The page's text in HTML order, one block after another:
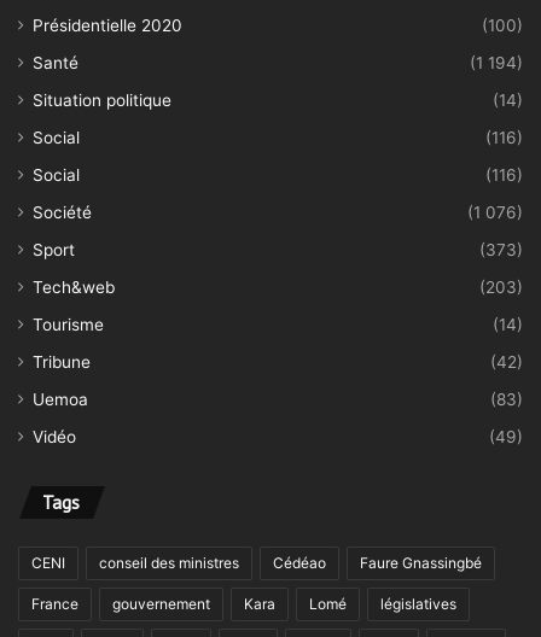
Présidentielle 2020
(100)
Santé
(1 194)
Situation politique
(14)
Social
(116)
Social
(116)
Société
(1 076)
Sport
(373)
Tech&web
(203)
Tourisme
(14)
Tribune
(42)
Uemoa
(83)
Vidéo
(49)
Tags
CENI conseil des ministres Cédéao Faure Gnassingbé
France gouvernement Kara Lomé législatives